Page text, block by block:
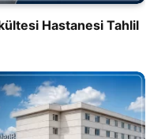
Hastanesi Tahlil